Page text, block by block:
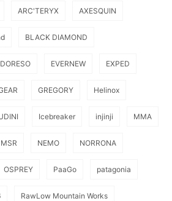
ARC'TERYX AXESQUIN
BLACK DIAMOND
EVERNEW EXPED
GREGORY Helinox
Icebreaker injinji MMA
MSR NEMO NORRONA
OSPREY PaaGo patagonia
RawLow Mountain Works